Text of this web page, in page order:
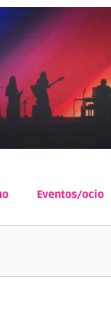
Eventos/ocio